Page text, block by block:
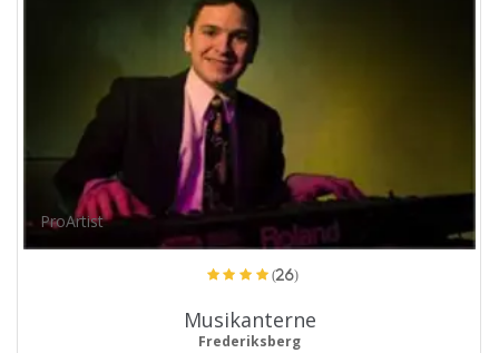
ProArtist
(26)
Musikanterne
Frederiksberg